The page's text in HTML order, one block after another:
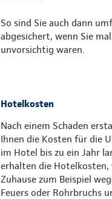
So sind Sie auch dann
abgesichert, wenn Sie
unvorsichtig waren.
Hotelkosten
Nach einem Schaden
Ihnen die Kosten für die
im Hotel bis zu ein Jahr
erhalten die Hotelkosten,
Zuhause zum Beispiel
Feuers oder Rohrbruchs